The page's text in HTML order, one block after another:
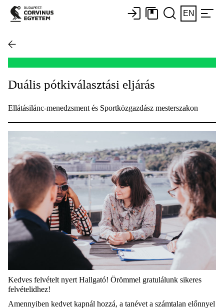
EN
Duális pótkiválasztási eljárás
Ellátásilánc-menedzsment és Sportközgazdász mesterszakon
Kedves felvételt nyert Hallgató! Örömmel gratulálunk sikeres
felvételidhez!
Amennyiben kedvet kapnál hozzá, a tanévet a számtalan előnnyel